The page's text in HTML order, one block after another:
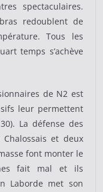
spectaculaires.
redoublent de
Tous les
temps s’achève
de N2 est
leur permettent
La défense des
et deux
font monter le
fait mal et ils
Laborde met son